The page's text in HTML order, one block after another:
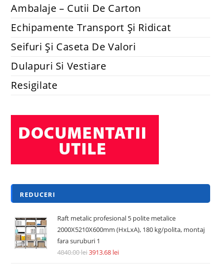
Ambalaje – Cutii De Carton
Echipamente Transport Și Ridicat
Seifuri Și Caseta De Valori
Dulapuri Si Vestiare
Resigilate
REDUCERI
Raft metalic profesional 5 polite metalice
2000X5210X600mm (HxLxA), 180 kg/polita, montaj
fara suruburi 1
4840.00lei3913.68 lei